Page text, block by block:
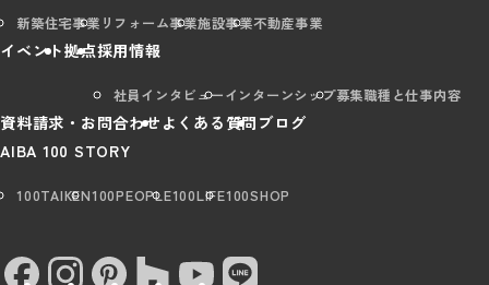
新築住宅事業 リフォーム事業施設事業不動産事業
イベント拠点採用情報
社員インタビューインターンシップ募集職種と仕事内容
資料請求・お問合わせ よくある質問 ブログ
AIBA 100 STORY
100TAIKEN100PEOPLE100LIFE100SHOP